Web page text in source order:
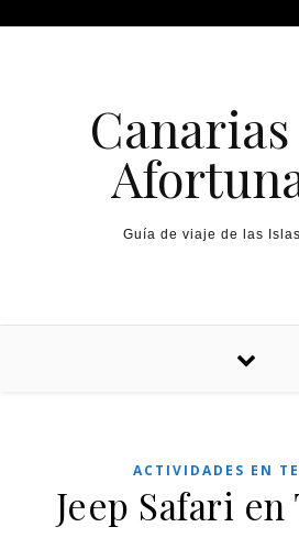
Guía de viaje de las
ACTIVIDADES EN
Jeep Safari